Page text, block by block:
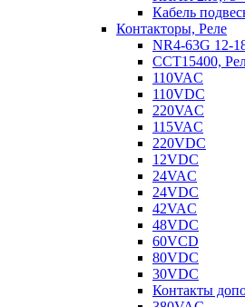
Кабель
Контакторы, Реле
NR4-63G 12-
CCT15400,
110VAC
110VDC
220VAC
115VAC
220VDC
12VDC
24VAC
24VDC
42VAC
48VDC
60VCD
80VDC
30VDC
Контакты